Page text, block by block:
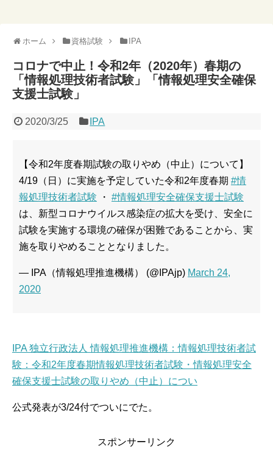
ホーム 資格試験 IPA
コロナで中止！令和2年（2020年）春期の
「情報処理技術者試験」「情報処理安全確保
支援士試験」
2020/3/25 IPA
【令和2年度春期試験の取りやめ（中止）について】
4/19（日）に実施を予定していた令和2年度春期 #情
報処理技術者試験 ・ #情報処理安全確保支援士試験
は、新型コロナウイルス感染症の拡大を受け、安全に
試験を実施する環境の確保が困難であることから、実
施を取りやめることとなりました。
— IPA（情報処理推進機構） (@IPAjp) March 24,
2020
IPA 独立行政法人 情報処理推進機構：情報処理技術者試
験：令和2年度春期情報処理技術者試験・情報処理安全
確保支援士試験の取りやめ（中止）につい
公式発表が3/24付でついにでた。
スポンサーリンク